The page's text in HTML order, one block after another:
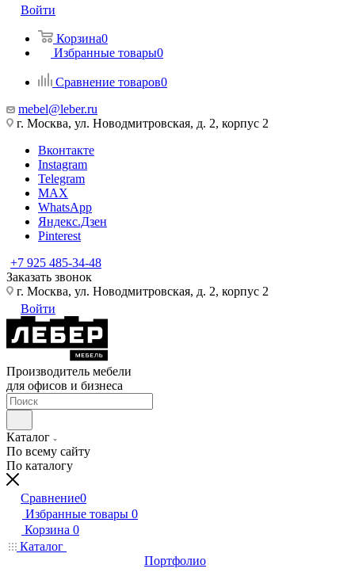
Войти
Корзина0
Избранные товары0
Сравнение товаров0
mebel@leber.ru
г. Москва, ул. Новодмитровская, д. 2, корпус 2
Вконтакте
Instagram
Telegram
MAX
WhatsApp
Яндекс.Дзен
Pinterest
+7 925 485-34-48
Заказать звонок
г. Москва, ул. Новодмитровская, д. 2, корпус 2
Войти
Производитель мебели
для офисов и бизнеса
Каталог
По всему сайту
По каталогу
Сравнение0
Избранные товары 0
Корзина 0
Каталог
Портфолио